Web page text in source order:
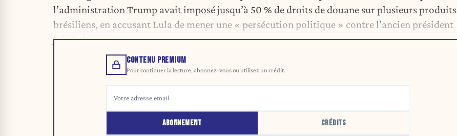
l’administration Trump avait imposé jusqu’à 50 % de droits de douane sur plusieurs produits
brésiliens, en accusant Lula de mener une « persécution politique » contre l’ancien président
Jair Bolsonaro.
CONTENU PREMIUM
Pour continuer la lecture, abonnez-vous ou utilisez un crédit.
ABONNEMENT CRÉDITS